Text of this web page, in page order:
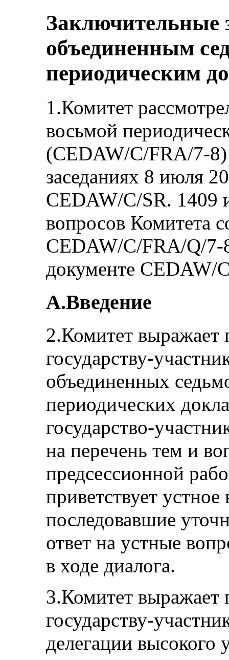
Заключительные
объединенным
периодическим
1.Комитет
восьмой
(CEDAW/C/FRA/7-
заседаниях 8 июля
CEDAW/C/SR. 1409
вопросов Комитета
CEDAW/C/FRA/Q/
документе CEDAW/
A.Введение
2.Комитет выражает
государству-
объединенных
периодических
государство-
на перечень тем и
предсессионной
приветствует
последовавшие
ответ на устные
в ходе диалога.
3.Комитет выражает
государству-
делегации высокого